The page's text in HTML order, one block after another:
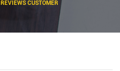
REVIEWS CUSTOMER